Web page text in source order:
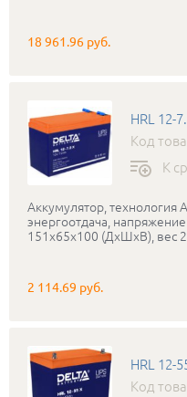
18 961.96 руб.
HRL 12-
Код
К
Аккумулятор, технология
энергоотдача,
151х65х100 (ДхШхВ), вес
2 114.69 руб.
HRL 12-
Код